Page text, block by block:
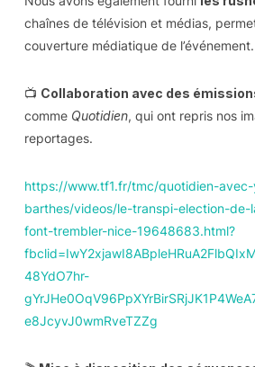
chaînes de télévision et médias,
couverture médiatique de l’événement.
📺 Collaboration avec des
comme Quotidien, qui ont repris nos
reportages.
https://www.tf1.fr/tmc/quotidien-
barthes/videos/le-transpi-election-de-
font-trembler-nice-19648683.html?
48YdO7hr-
e8JcyvJ0wmRveTZZg